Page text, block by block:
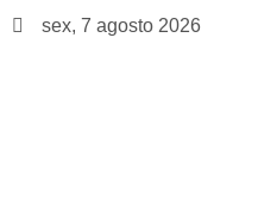
sex, 7 agosto 2026